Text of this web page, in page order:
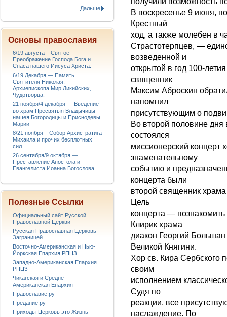
В воскресенье 9 июня,
Крестный
ход, а также молебен в
Страстотерпцев, —
возведенной и
открытой в год 100-
священник
Максим Аброскин
напомнил
присутствующим о
Во второй половине дня
состоялся
миссионерский концерт
знаменательному
событию и
концерта были
второй священник
Цель
концерта —
Клирик храма
диакон Георгий
Великой Княгини.
Хор св. Кира Сербского
своим
исполнением
Судя по
реакции, все
наслаждение. По
Дальше
Основы православия
6/19 августа – Святое
Преображение Господа Бога и
Спаса нашего Иисуса Христа.
6/19 Декабря — Память
Святителя Николая,
Архиепископа Мир Ликийских,
Чудотворца.
21 ноября/4 декабря — Введение
во храм Пресвятыя Владычицы
нашея Богородицы и Приснодевы
Марии
8/21 ноября – Собор Архистратига
Михаила и прочих бесплотных
сил
26 сентября/9 октября —
Преставление Апостола и
Евангелиста Иоанна Богослова.
Полезные Ссылки
Официальный сайт Русской
Православной Церкви
Русская Православная Церковь
Заграницей
Восточно-Американская и Нью-
Йоркская Епархия РПЦЗ
Западно-Американская Епархия
РПЦЗ
Чикагская и Средне-
Американская Епархия
Православие.ру
Предание.ру
Приходы-Церковь это Жизнь